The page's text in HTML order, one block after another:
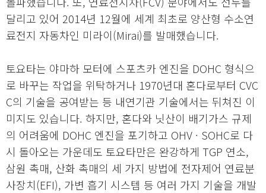
달리고 있어 2014년 12월에 세계 최초로 양산형 수소연
료전지 자동차인 미라이(Mirai)를 발매했습니다.
토요타는 야마하 모터에 스포츠카 엔진을 DOHC 형식으
로 바꾸는 작업을 위탁하거나 1970년대 혼다로부터 CVC
C의 기술을 공여받는 등 내연기관 기술에서는 뒤쳐진 이
미지도 있습니다. 하지만, 혼다와 닛산이 배기가스 규제
의 어려움에 DOHC 엔진을 포기하고 OHV · SOHC로 다
시 돌아오는 가운데도 토요타만은 완강하게 TGP 연소,
삼원 촉매, 산화 촉매의 세 가지 방법에 전자제어 연료분
사장치(EFI), 가변 흡기 시스템 등 여러 가지 기술을 개발